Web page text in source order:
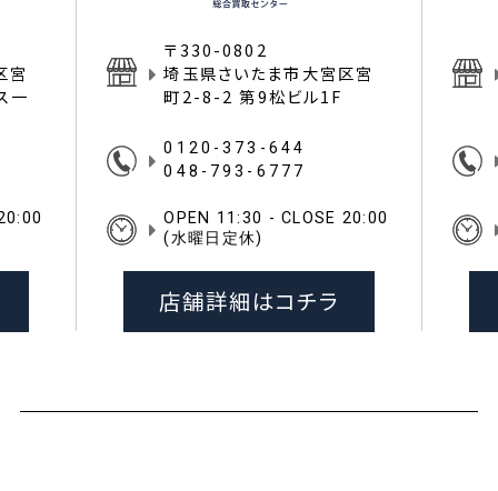
宮
一
〒330-0802
埼玉県さいたま市大宮区宮
町2-8-2 第9松ビル1F
0120-373-644
048-793-6777
OPEN 11:30 - CLOSE 20:00
(水曜日定休)
店舗詳細はコチラ